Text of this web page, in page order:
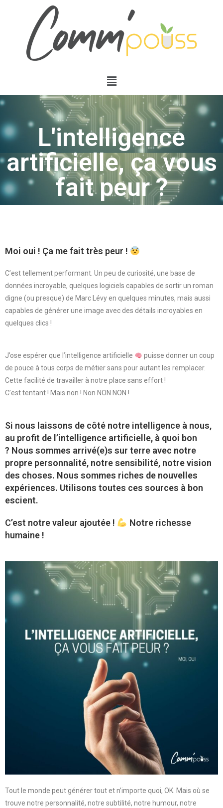
L'intelligence
artificielle, ça vous
fait peur ?
Moi oui ! Ça me fait très peur !
C’est tellement performant. Un peu de curiosité, une base de
données incroyable, quelques logiciels capables de sortir un roman
digne (ou presque) de Marc Lévy en quelques minutes, mais aussi
capables de générer une image avec des détails incroyables en
quelques clics !
J’ose espérer que l’intelligence artificielle
puisse donner un coup
de pouce à tous corps de métier sans pour autant les remplacer.
Cette facilité de travailler à notre place sans effort !
C’est tentant ! Mais non ! Non NON NON !
Si nous laissons de côté notre intelligence à nous,
au profit de l’intelligence artificielle, à quoi bon
? Nous sommes arrivé(e)s sur terre avec notre
propre personnalité, notre sensibilité, notre vision
des choses. Nous sommes riches de nouvelles
expériences. Utilisons toutes ces sources à bon
escient.
C’est notre valeur ajoutée !
Notre richesse
humaine !
Tout le monde peut générer tout et n’importe quoi, OK. Mais où se
trouve notre personnalité, notre subtilité, notre humour, notre